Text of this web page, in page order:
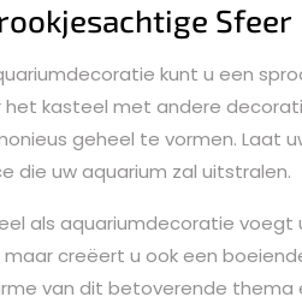
Sfeer
kunt u een
het kasteel met andere
geheel te vormen. Laat
die uw aquarium zal uitstralen.
als aquariumdecoratie
creëert u ook een
van dit betoverende